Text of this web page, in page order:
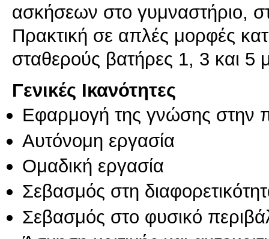
ασκήσεων στο γυμναστήριο,
Πρακτική σε απλές μορφές
σταθερούς βατήρες 1, 3 και 5
Γενικές Ικανότητες
Εφαρμογή της γνώσης στην
Αυτόνομη εργασία
Ομαδική εργασία
Σεβασμός στη
Σεβασμός στο φυσικό